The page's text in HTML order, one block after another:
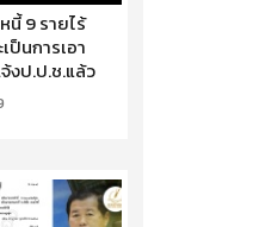
นี้ 9 รายไร้
ป็นการเอา
งป.ป.ช.แล้ว